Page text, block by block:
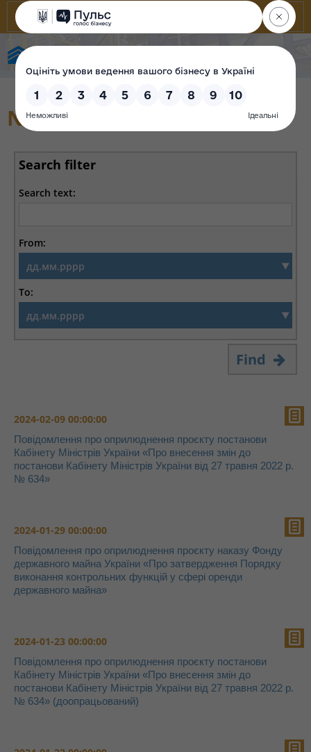
Notice of publication
Search filter
Search text:
From:
To:
Find
2024-02-09 00:00:00
Повідомлення про оприлюднення проєкту постанови
Кабінету Міністрів України «Про внесення змін до
постанови Кабінету Міністрів України від 27 травня 2022 р.
№ 634»
2024-01-29 00:00:00
Повідомлення про оприлюднення проєкту наказу Фонду
державного майна України «Про затвердження Порядку
виконання контрольних функцій у сфері оренди
державного майна»
2024-01-23 00:00:00
Повідомлення про оприлюднення проєкту постанови
Кабінету Міністрів України «Про внесення змін до
постанови Кабінету Міністрів України від 27 травня 2022 р.
№ 634» (доопрацьований)